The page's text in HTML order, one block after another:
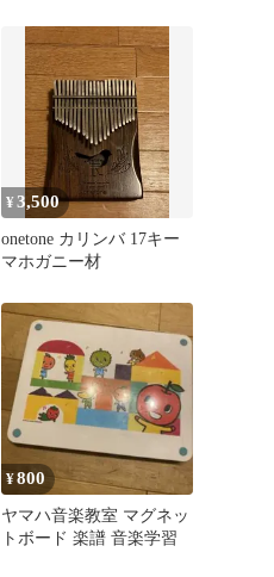
¥3,500
onetone カリンバ 17キー
マホガニー材
¥800
ヤマハ音楽教室 マグネッ
トボード 楽譜 音楽学習